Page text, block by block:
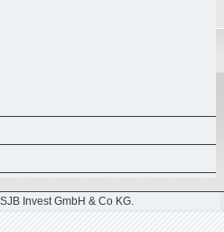
Invest GmbH & Co KG.